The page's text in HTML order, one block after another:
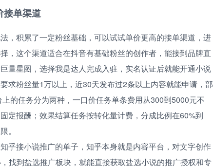
接单渠道
，积累了一定粉丝基础，可以试试单价更高的接单渠道，进
，这个渠道适合在抖音有基础粉丝的创作者，能接到品牌直
量星图，选择我是达人完成入驻，实名认证后就能开通小说
求粉丝量1万以上，近30天发布过2条以上内容就能申请，部
的任务分为两种，一口价任务单条费用从300到5000元不
定报酬；效果结算任务按转化量计费，分成比例在60%到
。
乎接小说推广的单子，知乎本身就是内容平台，对文字创作
找到盐选推广板块，就能直接获取盐选小说的推广授权和专